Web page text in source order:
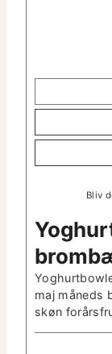
Bliv
maj måneds
skøn